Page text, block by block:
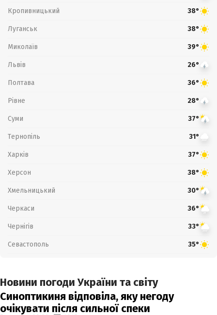
Кропивницький 38°
Луганськ 38°
Миколаїв 39°
Львів 26°
Полтава 36°
Рівне 28°
Суми 37°
Тернопіль 31°
Харків 37°
Херсон 38°
Хмельницький 30°
Черкаси 36°
Чернігів 33°
Севастополь 35°
Новини погоди України та світу
Синоптикиня відповіла, яку негоду
очікувати після сильної спеки